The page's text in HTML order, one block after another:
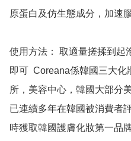
原蛋白及仿生態成分，加速
使用方法： 取適量搓揉到起
即可  Coreana係韓國三大
所，美容中心，韓國大部分
已連續多年在韓國被消費者
時獲取韓國護膚化妝第一品